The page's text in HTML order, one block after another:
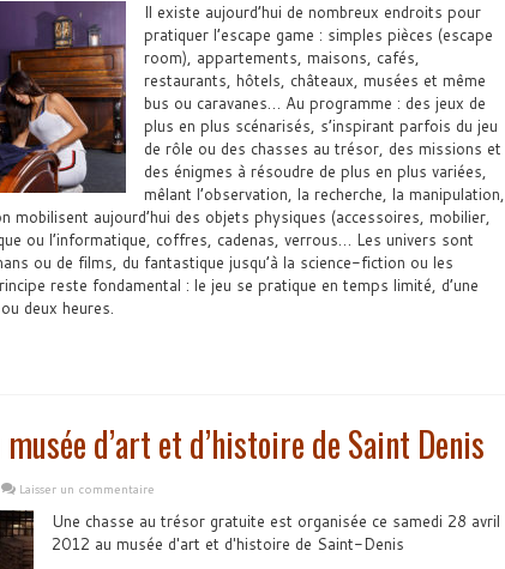
Il existe aujourd’hui de nombreux endroits pour
pratiquer l’escape game : simples pièces (escape
room), appartements, maisons, cafés,
restaurants, hôtels, châteaux, musées et même
bus ou caravanes… Au programme : des jeux de
plus en plus scénarisés, s’inspirant parfois du jeu
de rôle ou des chasses au trésor, des missions et
des énigmes à résoudre de plus en plus variées,
mêlant l’observation, la recherche, la manipulation,
mobilisent aujourd’hui des objets physiques (accessoires, mobilier,
ou l’informatique, coffres, cadenas, verrous… Les univers sont
ou de films, du fantastique jusqu’à la science-fiction ou les
reste fondamental : le jeu se pratique en temps limité, d’une
deux heures.
d’art et d’histoire de Saint Denis
Laisser un commentaire
Une chasse au trésor gratuite est organisée ce samedi 28 avril
2012 au musée d'art et d'histoire de Saint-Denis